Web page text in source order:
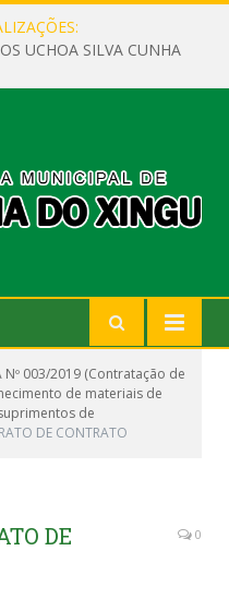
UCHOA SILVA CUNHA
Nº 003/2019 (Contratação de
de materiais de
de
DE CONTRATO
DE
0